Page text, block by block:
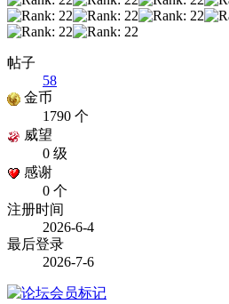
帖子
58
金币
1790 个
威望
0 级
感谢
0 个
注册时间
2026-6-4
最后登录
2026-7-6